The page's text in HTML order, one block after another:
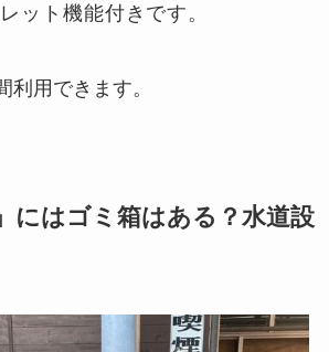
ット機能付きです。
利用できます。
にはゴミ箱はある？水道設